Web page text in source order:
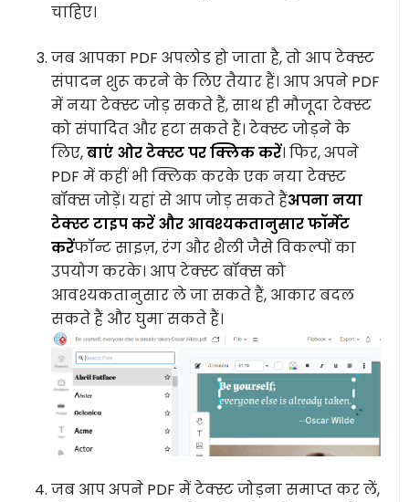
चाहिए।
जब आपका PDF अपलोड हो जाता है, तो आप टेक्स्ट
संपादन शुरू करने के लिए तैयार हैं। आप अपने PDF
में नया टेक्स्ट जोड़ सकते हैं, साथ ही मौजूदा टेक्स्ट
को संपादित और हटा सकते हैं। टेक्स्ट जोड़ने के
लिए,बाएं ओर टेक्स्ट पर क्लिक करें। फिर, अपने
PDF में कहीं भी क्लिक करके एक नया टेक्स्ट
बॉक्स जोड़ें। यहां से आप जोड़ सकते हैंअपना नया
टेक्स्ट टाइप करें और आवश्यकतानुसार फॉर्मेट
करेंफॉन्ट साइज़, रंग और शैली जैसे विकल्पों का
उपयोग करके। आप टेक्स्ट बॉक्स को
आवश्यकतानुसार ले जा सकते हैं, आकार बदल
सकते हैं और घुमा सकते हैं।
जब आप अपने PDF में टेक्स्ट जोड़ना समाप्त कर लें,